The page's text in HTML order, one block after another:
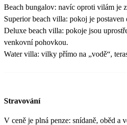
Beach bungalov: navíc oproti vilám je
Superior beach villa: pokoj je
Deluxe beach villa: pokoje jsou
venkovní pohovkou.
Water villa: vilky přímo na „vodě“,
Stravování
V ceně je plná penze: snídaně, oběd a